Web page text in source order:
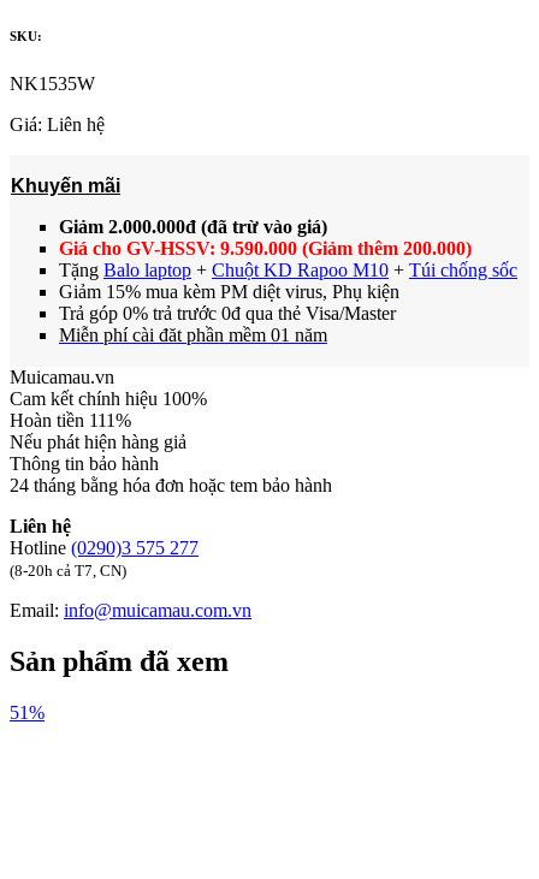
SKU:
NK1535W
Giá: Liên hệ
Khuyến mãi
Giảm 2.000.000đ (đã trừ vào giá)
Giá cho GV-HSSV: 9.590.000 (Giảm thêm 200.000)
Tặng Balo laptop + Chuột KD Rapoo M10 + Túi chống sốc
Giảm 15% mua kèm PM diệt virus, Phụ kiện
Trả góp 0% trả trước 0đ qua thẻ Visa/Master
Miễn phí cài đăt phần mềm 01 năm
Muicamau.vn
Cam kết chính hiệu 100%
Hoàn tiền 111%
Nếu phát hiện hàng giả
Thông tin bảo hành
24 tháng bằng hóa đơn hoặc tem bảo hành
Liên hệ
Hotline (0290)3 575 277
(8-20h cả T7, CN)
Email: info@muicamau.com.vn
Sản phẩm đã xem
51%